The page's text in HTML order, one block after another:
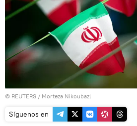
© REUTERS / Morteza Nikoubazl
Síguenos en